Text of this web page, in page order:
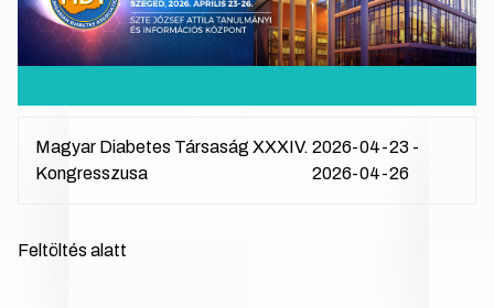
Magyar Diabetes Társaság XXXIV.
Kongresszusa
2026-04-23 -
2026-04-26
Feltöltés alatt